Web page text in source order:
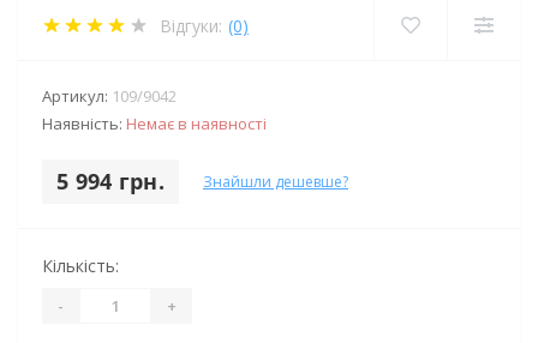
Відгуки: (0)
Артикул: 109/9042
Наявність: Немає в наявності
5 994 грн. Знайшли дешевше?
Кількість:
- +